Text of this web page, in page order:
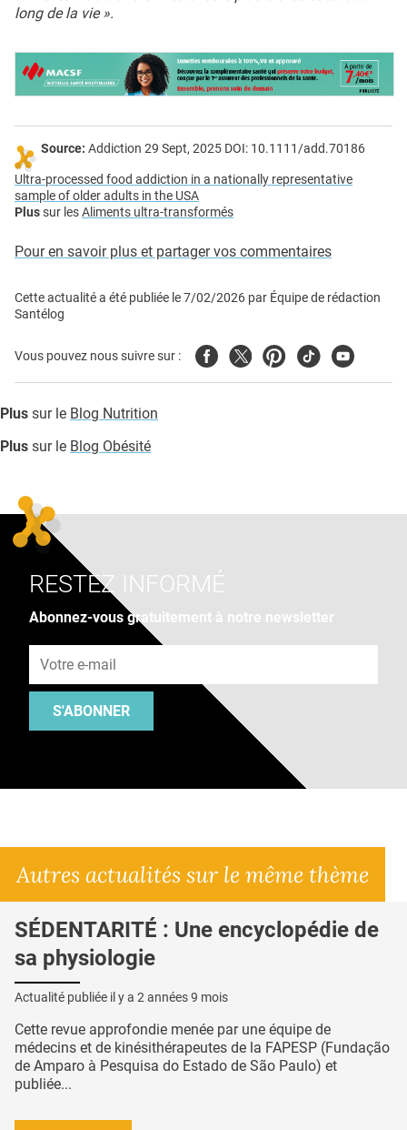
long de la vie ».
Source: Addiction 29 Sept, 2025 DOI: 10.1111/add.70186
Ultra-processed food addiction in a nationally representative
sample of older adults in the USA
Plussur lesAliments ultra-transformés
Pour en savoir plus et partager vos commentaires
Cette actualité a été publiée le7/02/2026 par Équipe de rédaction
Santélog
Vous pouvez nous suivre sur : FacebookTwitterPinterest
TiktokYoutube
Plus sur le Blog Nutrition
Plus sur le Blog Obésité
RESTEZ INFORMÉ
Abonnez-vous gratuitement à notre newsletter
S'ABONNER
Autres actualités sur le même thème
SÉDENTARITÉ : Une encyclopédie de
sa physiologie
Actualité publiée il y a 2 années 9 mois
Cette revue approfondie menée par une équipe de
médecins et de kinésithérapeutes de la FAPESP (Fundação
de Amparo à Pesquisa do Estado de São Paulo) et
publiée...